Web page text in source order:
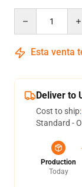
Esta venta
Deliver to
Cost to ship:
Standard -
Production
Today